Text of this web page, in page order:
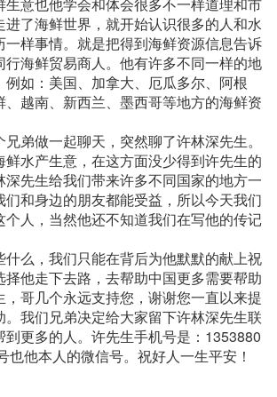
生意也他学会和体会很多不一样道理和市
了海鲜世界，就开始认识很多的人和水
一样事情。就是把得到海鲜资源信息告诉
行海鲜贸易商人。他有许多不同一样的地
如：美国、加拿大、厄瓜多尔、阿根
越南、新西兰、墨西哥等地方的海鲜资
弟做一起聊天，突然聊了许林深先生。
鲜水产生意，在这方面没少得到许先生的
先生给我们带来许多不同国家的地方一
和身边的朋友都能受益，所以今天我们
个人，当然他还不知道我们在写他的传记
什么，我们只能在背后为他默默的献上祝
他走下去路，去帮助中国更多需要帮助
，哥几个永远支持您，谢谢您一直以来提
我们兄弟决定给大家留下许林深先生联
到更多的人。许先生手机号是：1353880
也他本人的微信号。祝好人一生平安！